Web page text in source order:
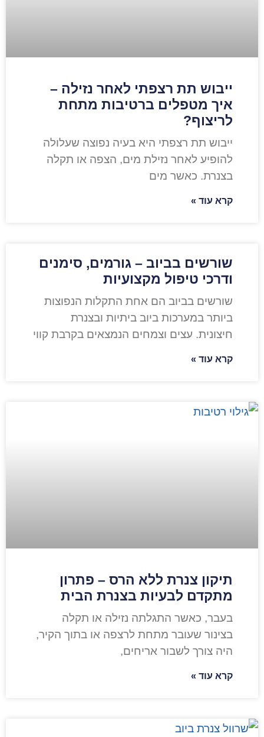
ייבוש תת רצפתי לאחר נזילה –
איך מטפלים ברטיבות מתחת
לריצוף?
ייבוש תת רצפתי היא בעיה נפוצה שעלולה
להופיע לאחר נזילת מים, הצפה או תקלה
בצנרת. כאשר מים
קרא עוד »
שורשים בביוב – גורמים, סימנים
ודרכי טיפול מקצועיות
שורשים בביוב הם אחת התקלות הנפוצות
ביותר במערכות ביוב ביתיות ובצנרת
חיצונית. עצים וצמחים הנמצאים בקרבת קווי
קרא עוד »
תיקון צנרת ללא הרס – פתרון
מתקדם לבעיות בצנרת הבית
בעבר, כאשר התגלתה נזילה או תקלה
בצינור שעובר מתחת לרצפה או בתוך הקיר,
היה צורך לשבור אריחים,
קרא עוד »